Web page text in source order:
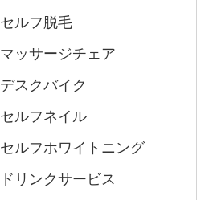
セルフ脱毛
マッサージチェア
デスクバイク
セルフネイル
セルフホワイトニング
ドリンクサービス